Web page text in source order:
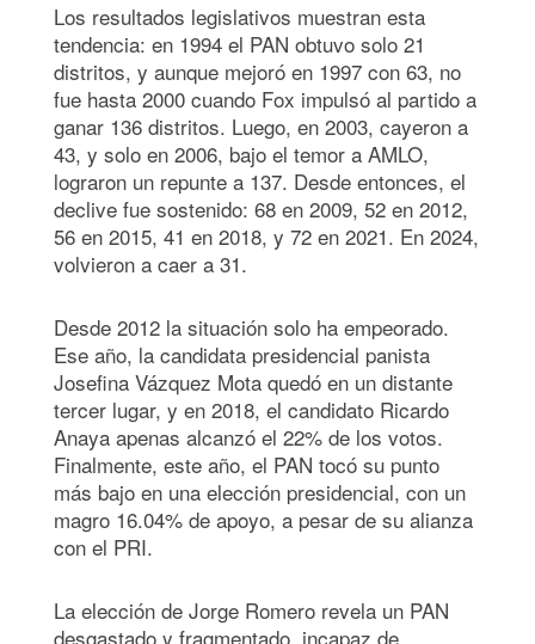
Los resultados legislativos muestran esta
tendencia: en 1994 el PAN obtuvo solo 21
distritos, y aunque mejoró en 1997 con 63, no
fue hasta 2000 cuando Fox impulsó al partido a
ganar 136 distritos. Luego, en 2003, cayeron a
43, y solo en 2006, bajo el temor a AMLO,
lograron un repunte a 137. Desde entonces, el
declive fue sostenido: 68 en 2009, 52 en 2012,
56 en 2015, 41 en 2018, y 72 en 2021. En 2024,
volvieron a caer a 31.
Desde 2012 la situación solo ha empeorado.
Ese año, la candidata presidencial panista
Josefina Vázquez Mota quedó en un distante
tercer lugar, y en 2018, el candidato Ricardo
Anaya apenas alcanzó el 22% de los votos.
Finalmente, este año, el PAN tocó su punto
más bajo en una elección presidencial, con un
magro 16.04% de apoyo, a pesar de su alianza
con el PRI.
La elección de Jorge Romero revela un PAN
desgastado y fragmentado, incapaz de